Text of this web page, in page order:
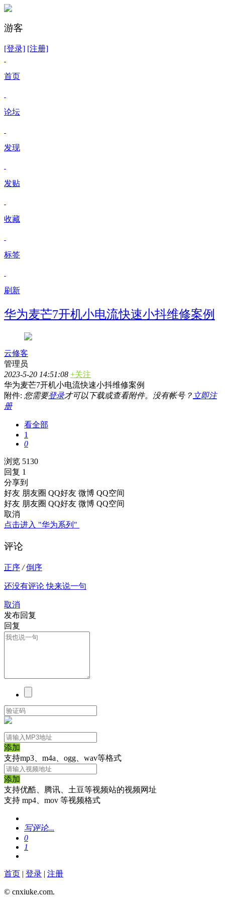
游客
[登录] [注册]
首页
论坛
发现
发贴
收藏
标签
刷新
华为麦芒7开机小电流快速小抖维修案例
云修客
管理员
2023-5-20 14:51:08 +关注
华为麦芒7开机小电流快速小抖维修案例
附件: 您需要登录才可以下载或查看附件。没有帐号？ 立即注
册
看全部
1
0
浏览 5130
回复 1
分享到
好友 朋友圈 QQ好友 微博 QQ空间
好友 朋友圈 QQ好友 微博 QQ空间
取消
点击进入 "华为系列"
评论
正序 / 倒序
还没有评论 快来说一句
取消
发布回复
回复
添加
支持mp3、m4a、ogg、wav等格式
添加
支持优酷、腾讯、土豆等视频站的视频网址
支持 mp4、mov 等视频格式
写评论...
0
1
首页 | 登录 | 注册
© cnxiuke.com.